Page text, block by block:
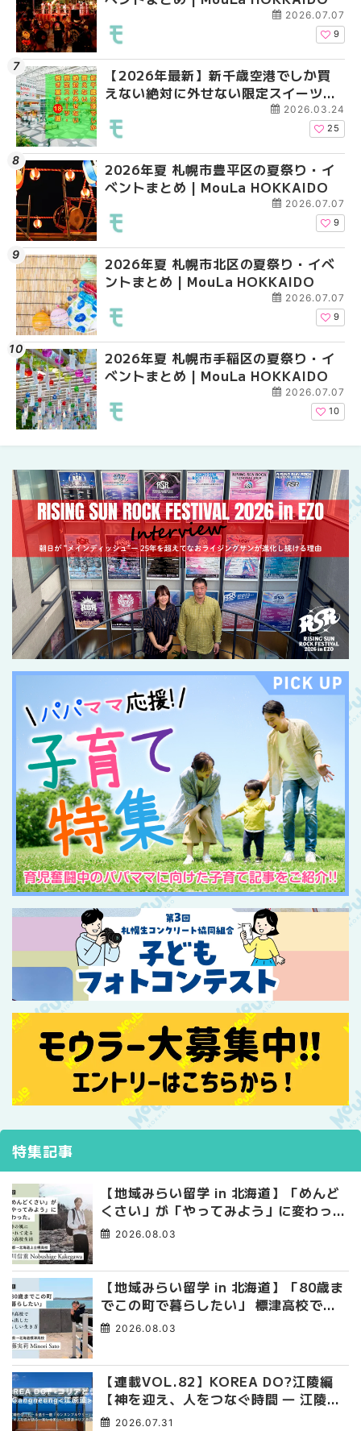
2026.07.07
9
【2026年最新】新千歳空港でしか買
えない絶対に外せない限定スイーツ・
焼き菓子18選 | MouLa HOKKAIDO
2026.03.24
25
2026年夏 札幌市豊平区の夏祭り・イ
ベントまとめ | MouLa HOKKAIDO
2026.07.07
9
2026年夏 札幌市北区の夏祭り・イベ
ントまとめ | MouLa HOKKAIDO
2026.07.07
9
2026年夏 札幌市手稲区の夏祭り・イ
ベントまとめ | MouLa HOKKAIDO
2026.07.07
10
2026年夏 札幌市南区
ントまとめ | MouLa
2026年夏 札幌市豊平
ベントまとめ |
2026年夏 札幌市中央
ベントまとめ |
2026年夏 恵庭市・千
イベントまとめ |
新店まで徹底比較 |
2026年夏 札幌市清田
ベントまとめ |
【2026年最新】新千
えない絶対に外せない
焼き菓子18選 |
【新千歳空港】新カー
業。「SUPER
ーパーラウンジアネッ
介！！ | MouLa
2026年夏 札幌市豊平
ベントまとめ |
特集記事
【地域みらい留学 in 北海道】「めんど
くさい」が「やってみよう」に変わっ
た。 十勝の風に吹かれて走る、僕の泥
2026.08.03
【地域みらい留学 in 北海道】「80歳ま
でこの町で暮らしたい」 標津高校で踏
み出した、私らしい生き方
2026.08.03
【連載VOL.82】KOREA DO?江陵編
【神を迎え、人をつなぐ時間 ― 江陵端
午祭 】
2026.07.31